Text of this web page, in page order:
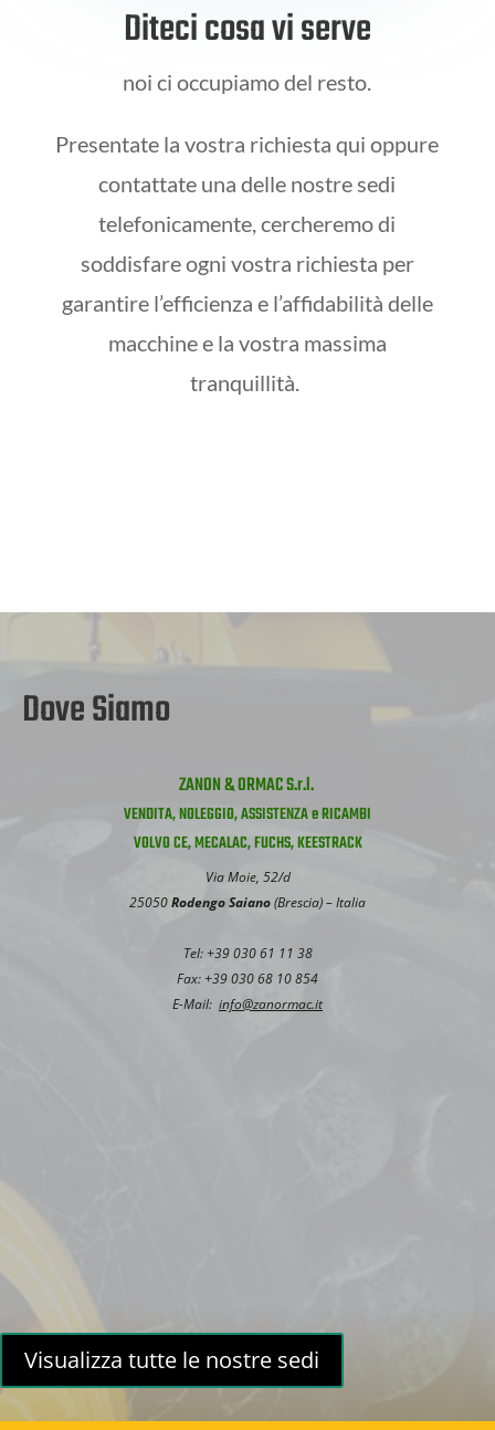
Diteci cosa vi serve
noi ci occupiamo del resto.
Presentate la vostra richiesta qui oppure
contattate una delle nostre sedi
telefonicamente, cercheremo di
soddisfare ogni vostra richiesta per
garantire l’efficienza e l’affidabilità delle
macchine e la vostra massima
tranquillità.
Dove Siamo
ZANON & ORMAC S.r.l.
VENDITA, NOLEGGIO, ASSISTENZA e RICAMBI
VOLVO CE, MECALAC, FUCHS, KEESTRACK
Via Moie, 52/d
25050Rodengo Saiano(Brescia) – Italia
Tel: +39 030 61 11 38
Fax: +39 030 68 10 854
E-Mail: info@zanormac.it
Visualizza tutte le nostre sedi